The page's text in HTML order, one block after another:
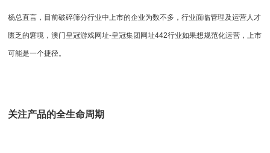
杨总直言，目前破碎筛分行业中上市的企业为数不多，行业面临管理及运营人才
匮乏的窘境，澳门皇冠游戏网址-皇冠集团网址442行业如果想规范化运营，上市
可能是一个捷径。
关注产品的全生命周期